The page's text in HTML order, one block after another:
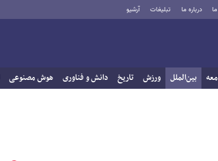
درباره ما تبلیغات آرشیو
بین‌الملل ورزش تاریخ دانش و فناوری هوش مصنوعی